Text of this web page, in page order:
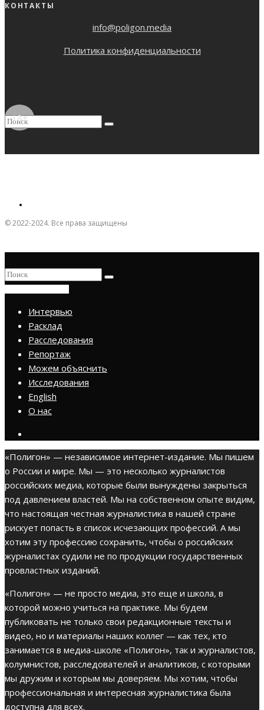
КОНТАКТЫ
info@poligon.media
Политика конфиденциальности
18+
© 2022-2024. Все права защищены
Интервью
Расклад
Расследования
Репортаж
Можем объяснить
Исследования
English
О нас
«Полигон» — независимое интернет-издание. Мы пишем
о России и мире. Мы — это несколько журналистов
российских медиа, которые были вынуждены закрыться
под давлением властей. Мы на собственном опыте видим,
что настоящая честная журналистика в нашей стране
рискует попасть в список исчезающих профессий. А мы
хотим эту профессию сохранить, чтобы о российских
журналистах судили не по продукции государственных
провластных изданий.
«Полигон» — не просто медиа, это еще и школа, в
которой можно учиться на практике. Мы будем
публиковать не только свои редакционные тексты и
видео, но и материалы наших коллег — как тех, кто
занимается в медиа-школе «Полигон», так и журналистов,
колумнистов, расследователей и аналитиков, с которыми
мы дружим и которым мы доверяем. Мы хотим, чтобы
профессиональная и интересная журналистика была
доступна для всех.